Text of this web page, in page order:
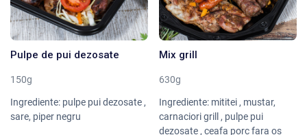
Pulpe de pui dezosate
150g
Ingrediente: pulpe pui dezosate ,
sare, piper negru
Mix grill
630g
Ingrediente: mititei , mustar,
carnaciori grill , pulpe pui
dezosate , ceafa porc fara os